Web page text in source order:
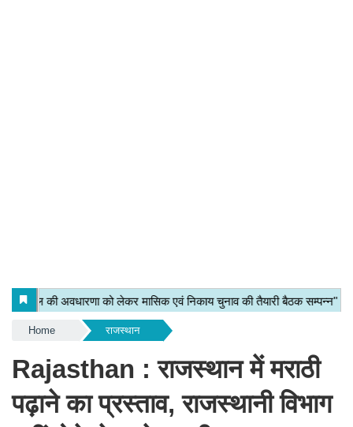
Home राजस्थान
Rajasthan : राजस्थान में मराठी
पढ़ाने का प्रस्ताव, राजस्थानी विभाग